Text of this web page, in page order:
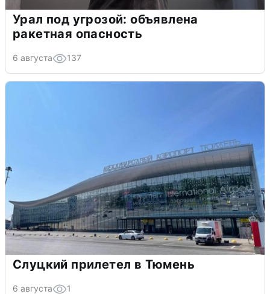
Урал под угрозой: объявлена
ракетная опасность
6 августа 137
Слуцкий прилетел в Тюмень
6 августа 1